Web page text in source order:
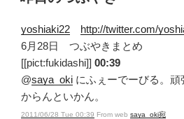
日:
yoshiaki22
http://twitter.com/
6月28日 つぶやきまとめ
[[pict:fukidashi]] 00:39
@saya_oki にふぇーでーびる。
からんといかん。
2011/06/28 Tue 00:39 From web saya_oki宛